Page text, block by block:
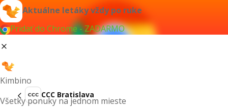
Aktuálne letáky vždy po ruke
Pridať do Chrome - ZADARMO
Kimbino
Všetky ponuky na jednom mieste
CCC Bratislava